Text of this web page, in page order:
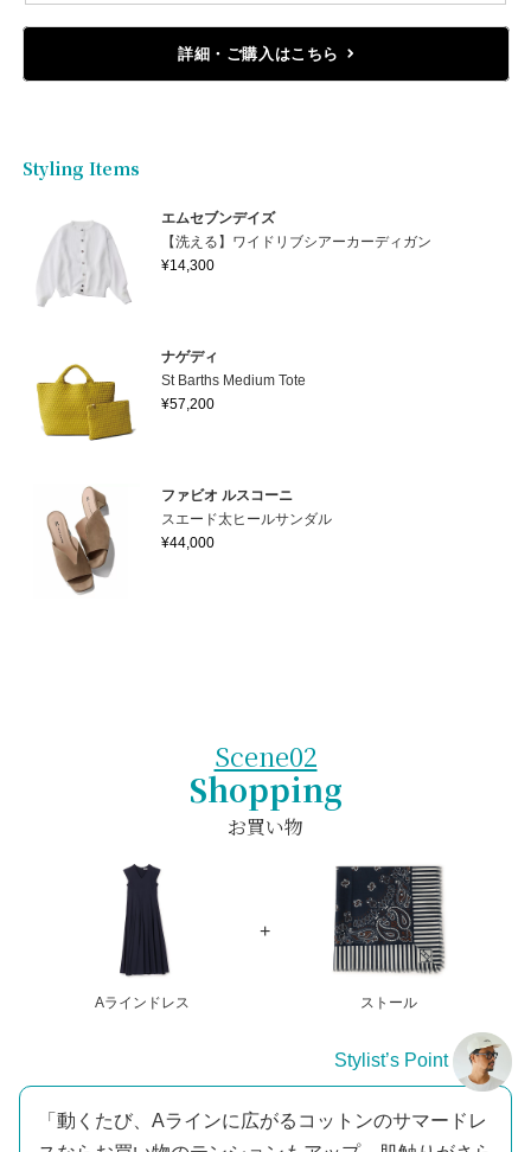
詳細・ご購入はこちら
Styling Items
エムセブンデイズ
【洗える】ワイドリブシアーカーディガン
¥14,300
ナゲディ
St Barths Medium Tote
¥57,200
ファビオ ルスコーニ
スエード太ヒールサンダル
¥44,000
Scene02
Shopping
お買い物
Aラインドレス ストール
Stylist’s Point
「動くたび、Aラインに広がるコットンのサマードレ